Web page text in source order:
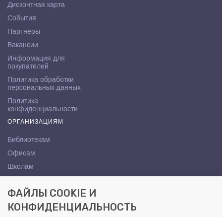
Дисконтная карта
События
Партнёры
Вакансии
Информация для
покупателей
Политика обработки
персональных данных
Политика
конфиденциальности
ОРГАНИЗАЦИЯМ
Библиотекам
Офисам
Школам
КОНТАКТЫ
Саратов, ул. Осипова, 10А
ФАЙЛЫ COOKIE И
КОНФИДЕНЦИАЛЬНОСТЬ